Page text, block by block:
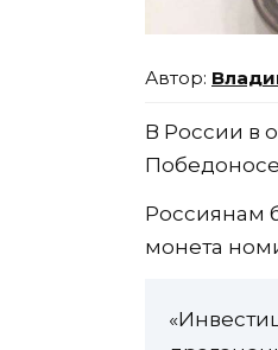
В России в
Россиянам
монета